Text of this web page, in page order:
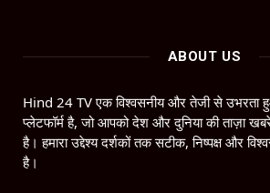
ABOUT US
Hind 24 TV एक विश्वसनीय और तेजी से उभरता
प्लेटफॉर्म है, जो आपको देश और दुनिया की ताज़ा
है। हमारा उद्देश्य दर्शकों तक सटीक, निष्पक्ष और
है।